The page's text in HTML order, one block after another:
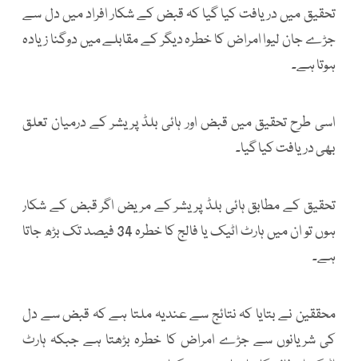
تحقیق میں دریافت کیا گیا کہ قبض کے شکار افراد میں دل سے
جڑے جان لیوا امراض کا خطرہ دیگر کے مقابلے میں دوگنا زیادہ
ہوتا ہے۔
اسی طرح تحقیق میں قبض اور ہائی بلڈ پریشر کے درمیان تعلق
بھی دریافت کیا گیا۔
تحقیق کے مطابق ہائی بلڈ پریشر کے مریض اگر قبض کے شکار
ہوں تو ان میں ہارٹ اٹیک یا فالج کا خطرہ 34 فیصد تک بڑھ جاتا
ہے۔
محققین نے بتایا کہ نتائج سے عندیہ ملتا ہے کہ قبض سے دل
کی شریانوں سے جڑے امراض کا خطرہ بڑھتا ہے جبکہ ہارٹ